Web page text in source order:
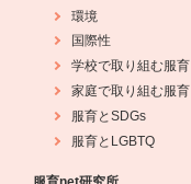
環境
国際性
学校で取り組む服育
家庭で取り組む服育
服育とSDGs
服育とLGBTQ